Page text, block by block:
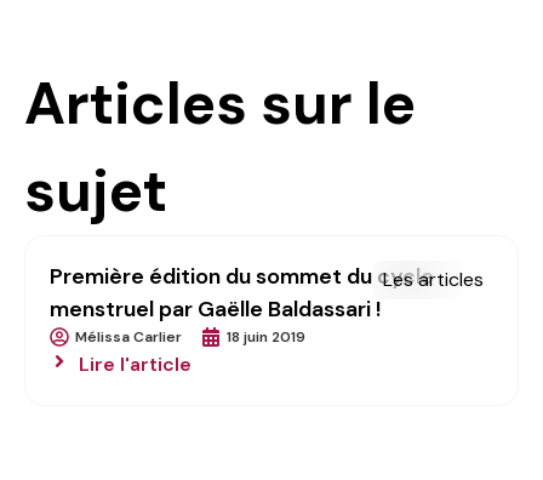
Articles sur le
sujet
Les articles
Première édition du sommet du cycle
menstruel par Gaëlle Baldassari !
Mélissa Carlier 18 juin 2019
Lire l'article